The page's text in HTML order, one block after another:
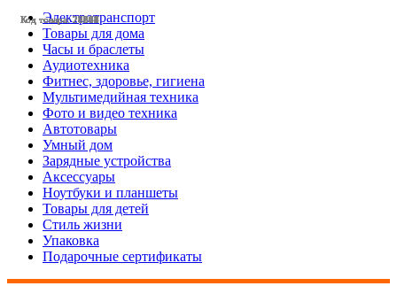
Код товара: 28502
Код товара: 28368
Код товара: 28364
Код товара: 28363
Код товара: 28362
Код товара: 28244
Код товара: 28239
Код товара: 28187
Код товара: 27981
Код товара: 27660
Код товара: 27064
Код товара: 26613
Электротранспорт
Товары для дома
Часы и браслеты
Аудиотехника
Фитнес, здоровье, гигиена
Мультимедийная техника
Фото и видео техника
Автотовары
Умный дом
Зарядные устройства
Аксессуары
Ноутбуки и планшеты
Товары для детей
Стиль жизни
Упаковка
Подарочные сертификаты